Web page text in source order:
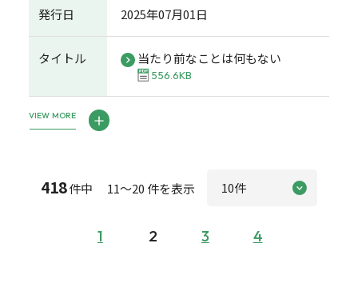
発行日 2025年07月01日
タイトル 当たり前なことは何もない
556.6KB
VIEW MORE
418件中 11～20 件を表示
1 2 3 4